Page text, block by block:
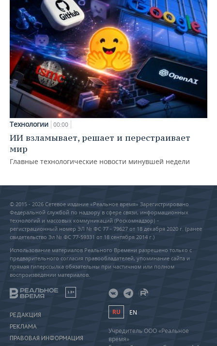
Технологии 00:00
ИИ взламывает, решает и перестраивает
мир
Главные технологические новости минувшей недели
© 2015 - 2026 Сетевое издание «Реальное время» Зарегистрировано
Федеральной службой по надзору в сфере связи, информационных
технологий и массовых коммуникаций (Роскомнадзор) –
регистрационный номер ЭЛ № ФС 77 - 79627 от 18 декабря 2020 г. (ранее
свидетельство Эл № ФС 77-59331 от 18 сентября 2014 г.)
Использование материалов Реального Времени разрешено только с
предварительного согласия правообладателей, упоминание сайта и
прямая гиперссылка обязательны при частичном или полном
воспроизведении материалов.
18+
РЕДАКЦИЯ
РЕКЛАМА
ПРАВОВАЯ ИНФОРМАЦИЯ
RU EN
Учредитель ООО «Реальное
время»